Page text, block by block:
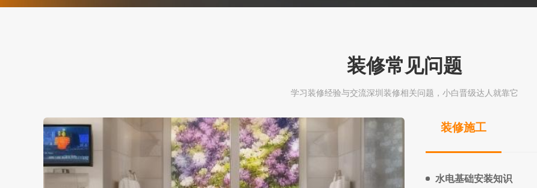
装修常见问题
学习装修经验与交流深圳装修相关问题，小白晋级达人就靠它
装修施工
水电基础安装知识